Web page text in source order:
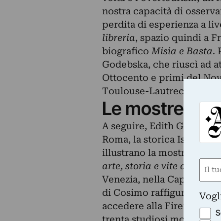
nostra capacità di
perdita di esperienza a
libreria, spazio quindi a
biografico Misia e Basta.
Godebska, che riuscì ad
Ottocento e primi del
Toulouse-Lautrec, fino a
Le mostre
A seguire, Edith
Roma, la storica Isabella
illustrano la mostra
arte, storia e vite di
Venezia, nella Capitale,
di Cosimo raffigurante la
accedere alla Firenze del
Nome